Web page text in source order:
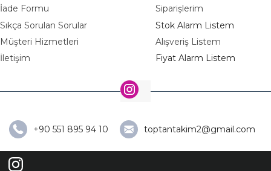
İade Formu
Sıkça Sorulan Sorular
Müşteri Hizmetleri
İletişim
Siparişlerim
Stok Alarm Listem
Alışveriş Listem
Fiyat Alarm Listem
+90 551 895 94 10 toptantakim2@gmail.com